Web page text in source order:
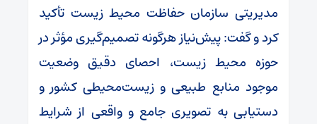
مدیریتی سازمان حفاظت محیط زیست تأکید
کرد و گفت: پیش‌نیاز هرگونه تصمیم‌گیری مؤثر در
حوزه محیط زیست، احصای دقیق وضعیت
موجود منابع طبیعی و زیست‌محیطی کشور و
دستیابی به تصویری جامع و واقعی از شرایط